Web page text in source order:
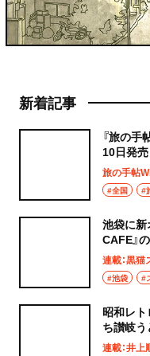
新着記事
『旅の手
10日発売
旅の手帖
#全国 #
池袋に新
CAFE』
猫スイー
連載：黒
#池袋 #
昭和レト
ち讃岐う
順の渋谷
連載：井